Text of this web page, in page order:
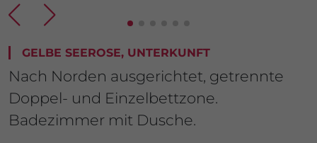
GELBE SEEROSE, UNTERKUNFT
Nach Norden ausgerichtet, getrennte
Doppel- und Einzelbettzone.
Badezimmer mit Dusche.